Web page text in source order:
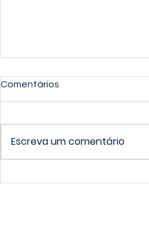
Comentários
Escreva um comentário